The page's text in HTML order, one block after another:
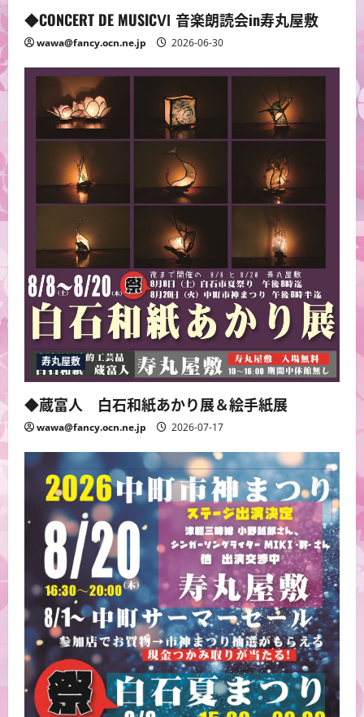
◆CONCERT DE MUSICⅥ 音楽朗読会in寿丸屋敷
wawa@fancy.ocn.ne.jp 2026-06-30
寿丸屋敷
◆蔵富人 白石和紙あかり展＆絵手紙展
wawa@fancy.ocn.ne.jp 2026-07-17